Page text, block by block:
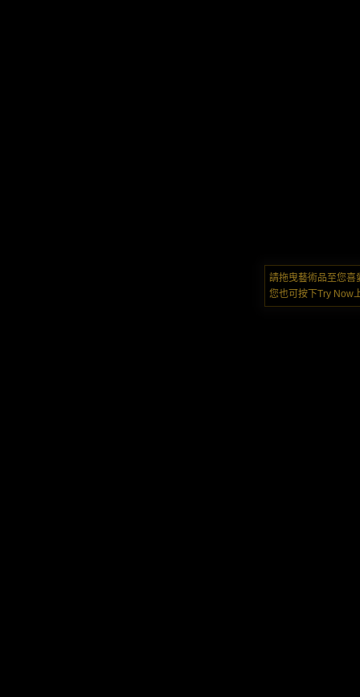
請拖曳藝術品至您喜
您也可按下Try Now